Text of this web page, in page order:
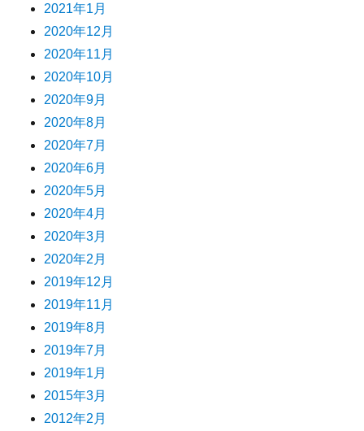
2021年1月
2020年12月
2020年11月
2020年10月
2020年9月
2020年8月
2020年7月
2020年6月
2020年5月
2020年4月
2020年3月
2020年2月
2019年12月
2019年11月
2019年8月
2019年7月
2019年1月
2015年3月
2012年2月